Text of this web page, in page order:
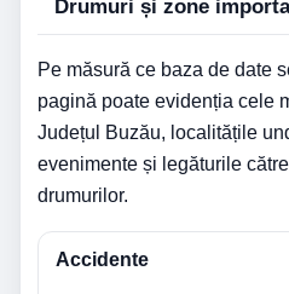
Drumuri și zone
Pe măsură ce baza de date
pagină poate evidenția cele
Județul Buzău, localitățile
evenimente și legăturile
drumurilor.
Accidente